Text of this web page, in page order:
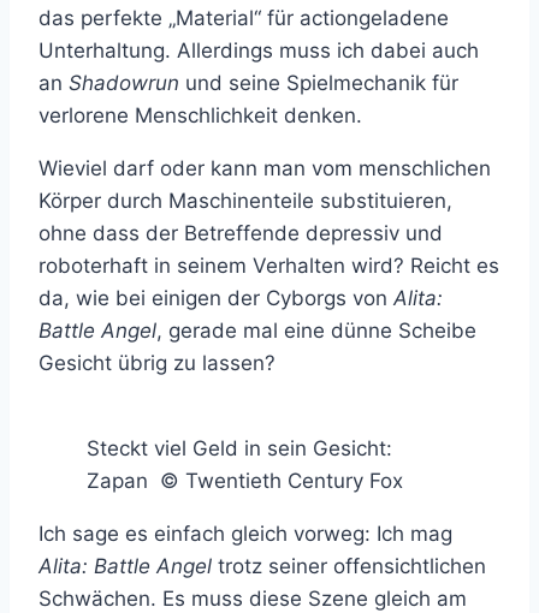
das perfekte „Material“ für actiongeladene
Unterhaltung. Allerdings muss ich dabei auch
an Shadowrun und seine Spielmechanik für
verlorene Menschlichkeit denken.
Wieviel darf oder kann man vom menschlichen
Körper durch Maschinenteile substituieren,
ohne dass der Betreffende depressiv und
roboterhaft in seinem Verhalten wird? Reicht es
da, wie bei einigen der Cyborgs von Alita:
Battle Angel, gerade mal eine dünne Scheibe
Gesicht übrig zu lassen?
Steckt viel Geld in sein Gesicht:
Zapan © Twentieth Century Fox
Ich sage es einfach gleich vorweg: Ich mag
Alita: Battle Angel trotz seiner offensichtlichen
Schwächen. Es muss diese Szene gleich am